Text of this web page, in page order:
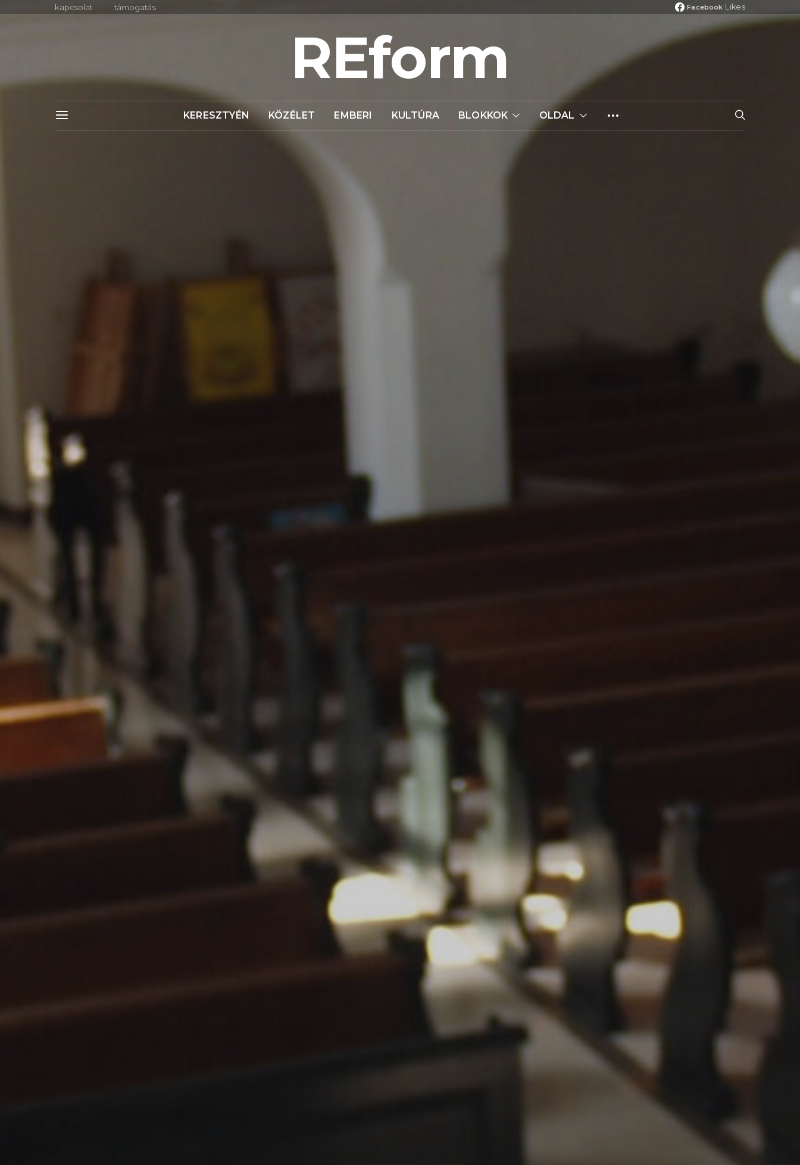
kapcsolat támogatás Facebook Likes
REform
KERESZTYÉN KÖZÉLET EMBERI KULTÚRA BLOKKOK OLDAL